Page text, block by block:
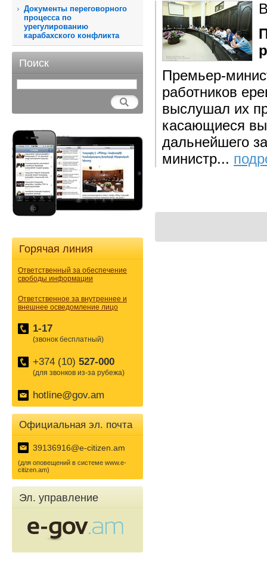
Документы переговорного
процесса по
урегулированию
карабахского конфликта
Поиск
Горячая линия
Ответственный за обеспечение
свободы информации
Ответственное за внутреннее и
внешнее осведомление лицо
1-17
(звонок бесплатный)
+374 (10) 527-000
(для звонков из-за рубежа)
hotline@gov.am
Официальная эл. почта
39136916@e-citizen.am
(для оповещений в системе www.e-
citizen.am)
Эл. управление
Премьер-
работников
выслушал их
касающиеся
дальнейшего
министр...